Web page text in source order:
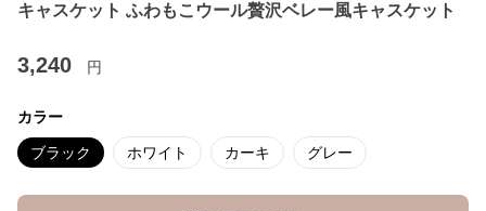
キャスケット ふわもこウール贅沢ベレー風キャスケット
3,240 円
カラー
ブラック ホワイト カーキ グレー